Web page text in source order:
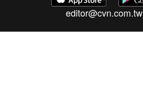
editor@cvn.com.tw